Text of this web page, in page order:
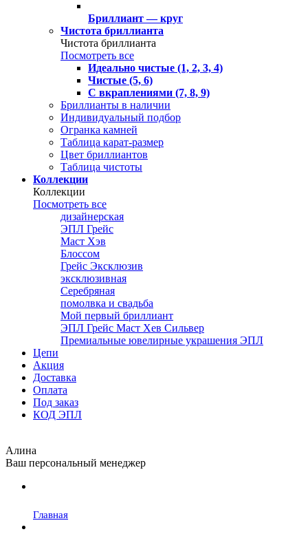
Бриллиант — круг
Чистота бриллианта
Чистота бриллианта
Посмотреть все
Идеально чистые (1, 2, 3, 4)
Чистые (5, 6)
С вкраплениями (7, 8, 9)
Бриллианты в наличии
Индивидуальный подбор
Огранка камней
Таблица карат-размер
Цвет бриллиантов
Таблица чистоты
Коллекции
Коллекции
Посмотреть все
дизайнерская
ЭПЛ Грейс
Маст Хэв
Блоссом
Грейс Эксклюзив
эксклюзивная
Серебряная
помолвка и свадьба
Мой первый бриллиант
ЭПЛ Грейс Маст Хев Сильвер
Премиальные ювелирные украшения ЭПЛ
Цепи
Акция
Доставка
Оплата
Под заказ
КОД ЭПЛ
Алина
Ваш персональный менеджер
Главная